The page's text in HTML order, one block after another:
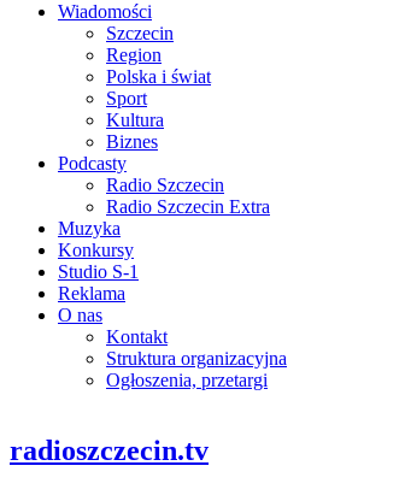
Wiadomości
Szczecin
Region
Polska i świat
Sport
Kultura
Biznes
Podcasty
Radio Szczecin
Radio Szczecin Extra
Muzyka
Konkursy
Studio S-1
Reklama
O nas
Kontakt
Struktura organizacyjna
Ogłoszenia, przetargi
radioszczecin.tv